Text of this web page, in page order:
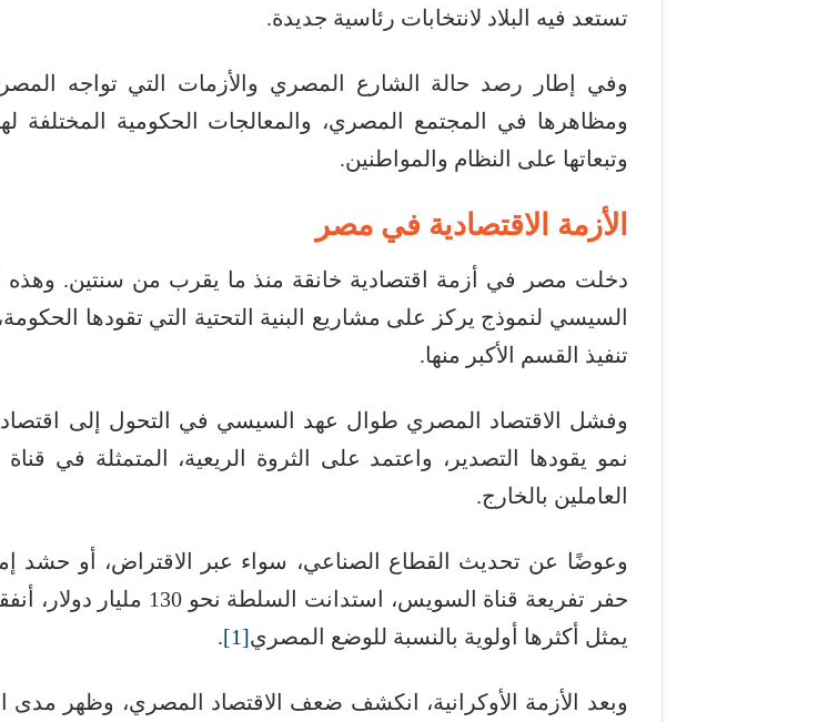
تستعد فيه البلاد لانتخابات رئاسية جديدة.
وفي إطار رصد حالة الشارع المصري والأزمات التي تواجه
ومظاهرها في المجتمع المصري، والمعالجات الحكومية المختلفة
وتبعاتها على النظام والمواطنين.
الأزمة الاقتصادية في مصر
دخلت مصر في أزمة اقتصادية خانقة منذ ما يقرب من سنتين.
السيسي لنموذج يركز على مشاريع البنية التحتية التي تقودها
تنفيذ القسم الأكبر منها.
وفشل الاقتصاد المصري طوال عهد السيسي في التحول إلى
نمو يقودها التصدير، واعتمد على الثروة الريعية، المتمثلة في
العاملين بالخارج.
وعوضًا عن تحديث القطاع الصناعي، سواء عبر الاقتراض، أو حشد
حفر تفريعة قناة السويس،
يمثل أكثرها أولوية بالنسبة للوضع المصري[1]
.
وبعد الأزمة الأوكرانية، انكشف ضعف الاقتصاد المصري، وظهر مدى